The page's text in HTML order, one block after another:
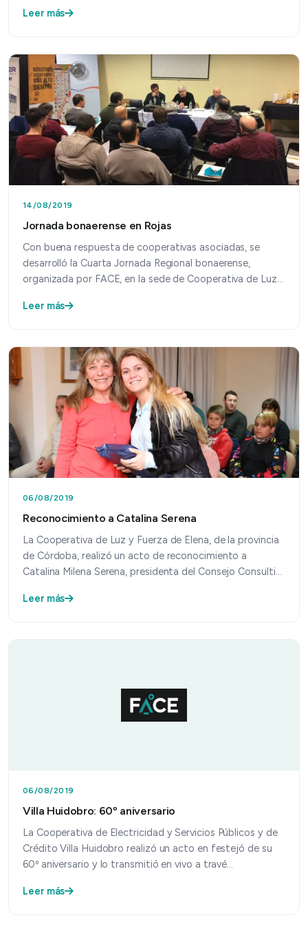
Leer más
14/08/2019
Jornada bonaerense en Rojas
Con buena respuesta de cooperativas asociadas, se
desarrolló la Cuarta Jornada Regional bonaerense,
organizada por FACE, en la sede de Cooperativa de Luz y
Leer más
06/08/2019
Reconocimiento a Catalina Serena
La Cooperativa de Luz y Fuerza de Elena, de la provincia
de Córdoba, realizó un acto de reconocimiento a
Catalina Milena Serena, presidenta del Consejo Consulti…
Leer más
06/08/2019
Villa Huidobro: 60º aniversario
La Cooperativa de Electricidad y Servicios Públicos y de
Crédito Villa Huidobro realizó un acto en festejó de su
60º aniversario y lo transmitió en vivo a travé…
Leer más